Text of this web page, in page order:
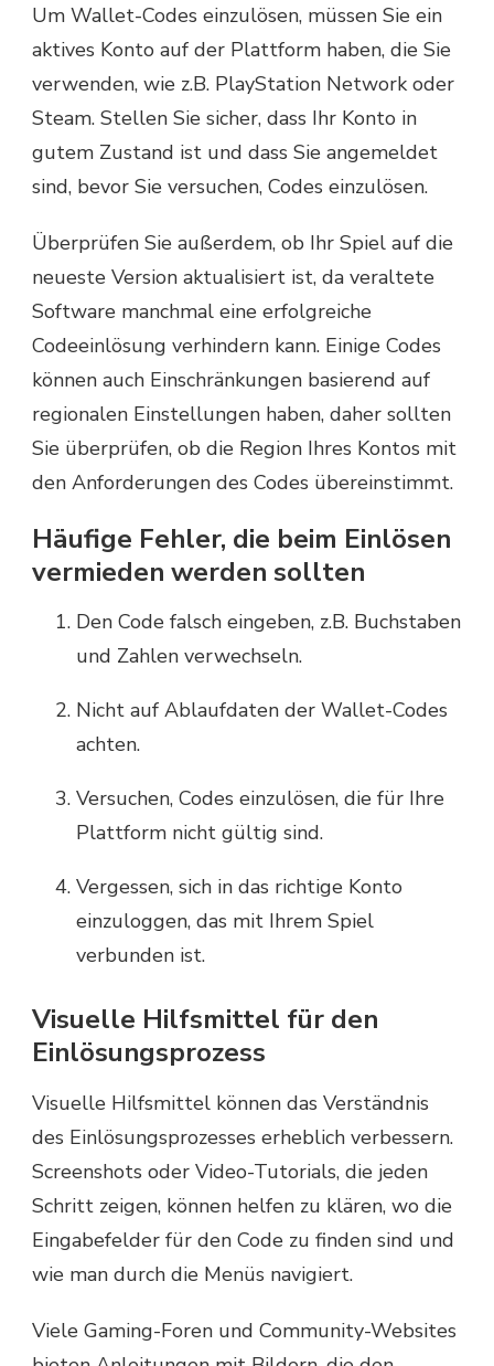
Um Wallet-Codes einzulösen, müssen Sie ein
aktives Konto auf der Plattform haben, die Sie
verwenden, wie z.B. PlayStation Network oder
Steam. Stellen Sie sicher, dass Ihr Konto in
gutem Zustand ist und dass Sie angemeldet
sind, bevor Sie versuchen, Codes einzulösen.
Überprüfen Sie außerdem, ob Ihr Spiel auf die
neueste Version aktualisiert ist, da veraltete
Software manchmal eine erfolgreiche
Codeeinlösung verhindern kann. Einige Codes
können auch Einschränkungen basierend auf
regionalen Einstellungen haben, daher sollten
Sie überprüfen, ob die Region Ihres Kontos mit
den Anforderungen des Codes übereinstimmt.
Häufige Fehler, die beim Einlösen
vermieden werden sollten
Den Code falsch eingeben, z.B. Buchstaben
und Zahlen verwechseln.
Nicht auf Ablaufdaten der Wallet-Codes
achten.
Versuchen, Codes einzulösen, die für Ihre
Plattform nicht gültig sind.
Vergessen, sich in das richtige Konto
einzuloggen, das mit Ihrem Spiel
verbunden ist.
Visuelle Hilfsmittel für den
Einlösungsprozess
Visuelle Hilfsmittel können das Verständnis
des Einlösungsprozesses erheblich verbessern.
Screenshots oder Video-Tutorials, die jeden
Schritt zeigen, können helfen zu klären, wo die
Eingabefelder für den Code zu finden sind und
wie man durch die Menüs navigiert.
Viele Gaming-Foren und Community-Websites